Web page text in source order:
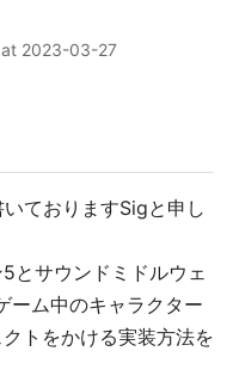
2023-03-27
ておりますSigと申し
とサウンドミドルウェ
ーム中のキャラクター
トをかける実装方法を